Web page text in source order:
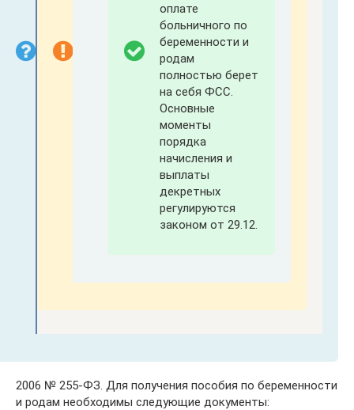
оплате
больничного по
беременности и
родам
полностью берет
на себя ФСС.
Основные
моменты
порядка
начисления и
выплаты
декретных
регулируются
законом от 29.12.
2006 № 255-ФЗ. Для получения пособия по беременности
и родам необходимы следующие документы: